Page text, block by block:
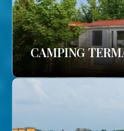
CAMPING